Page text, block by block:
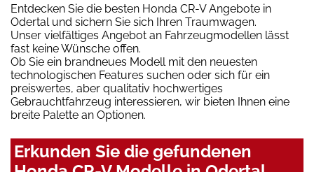
Entdecken Sie die besten Honda CR-V Angebote in
Odertal und sichern Sie sich Ihren Traumwagen.
Unser vielfältiges Angebot an Fahrzeugmodellen lässt
fast keine Wünsche offen.
Ob Sie ein brandneues Modell mit den neuesten
technologischen Features suchen oder sich für ein
preiswertes, aber qualitativ hochwertiges
Gebrauchtfahrzeug interessieren, wir bieten Ihnen eine
breite Palette an Optionen.
Erkunden Sie die gefundenen